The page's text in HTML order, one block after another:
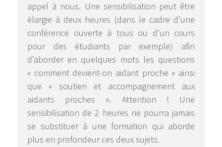
appel à nous. Une sensibilisation peut être
élargie à deux heures (dans le cadre d’une
conférence ouverte à tous ou d’un cours
pour des étudiants par exemple) afin
d’aborder en quelques mots les questions
« comment devient-on aidant proche » ainsi
que « soutien et accompagnement aux
aidants proches ». Attention ! Une
sensibilisation de 2 heures ne pourra jamais
se substituer à une formation qui aborde
plus en profondeur ces deux sujets.